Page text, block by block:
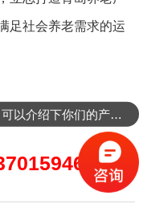
足社会养老需求的运
可以介绍下你们的产品么？